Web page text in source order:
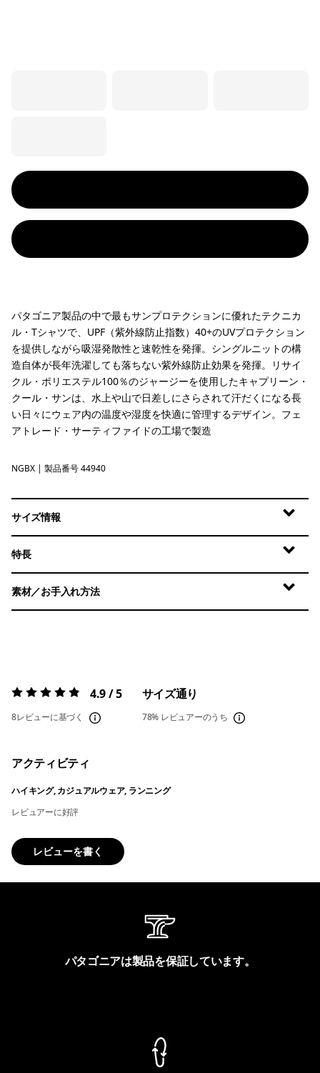
パタゴニア製品の中で最もサンプロテクションに優れたテクニカ
ル・Tシャツで、UPF（紫外線防止指数）40+のUVプロテクション
を提供しながら吸湿発散性と速乾性を発揮。シングルニットの構
造自体が長年洗濯しても落ちない紫外線防止効果を発揮。リサイ
クル・ポリエステル100％のジャージーを使用したキャプリーン・
クール・サンは、水上や山で日差しにさらされて汗だくになる長
い日々にウェア内の温度や湿度を快適に管理するデザイン。フェ
アトレード・サーティファイドの工場で製造
Nouveau Green - Blue Sage X-Dye
NGBX | 製品番号 44940
サイズ情報
特長
素材／お手入れ方法
評価:4.9 / 5 4.9 / 5
8レビューに基づく
サイズ通り
78% レビュアーのうち
アクティビティ
ハイキング, カジュアルウェア, ランニング
レビュアーに好評
レビューを書く
パタゴニアは製品を保証しています。